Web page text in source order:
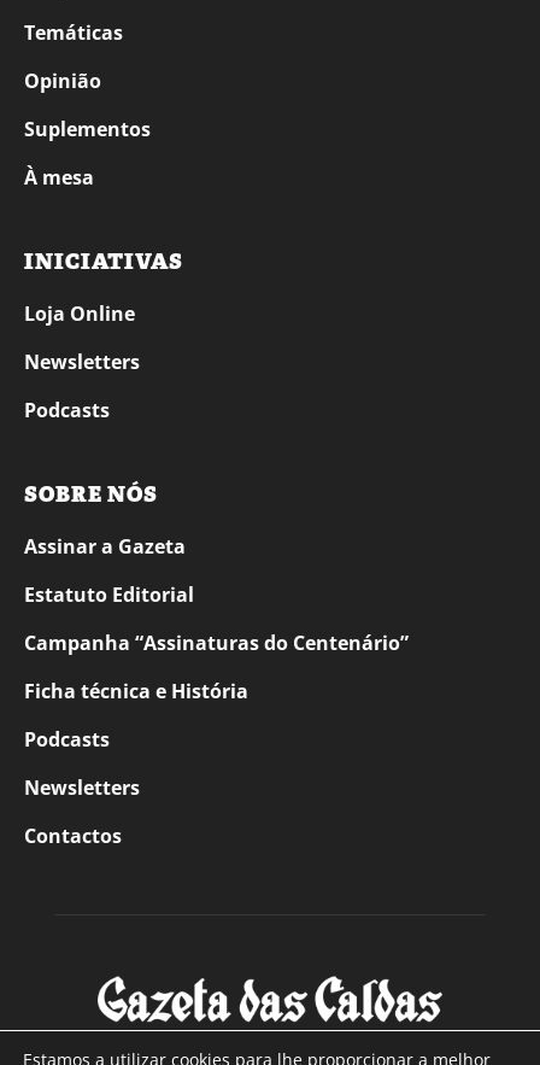
Temáticas
Opinião
Suplementos
À mesa
INICIATIVAS
Loja Online
Newsletters
Podcasts
SOBRE NÓS
Assinar a Gazeta
Estatuto Editorial
Campanha “Assinaturas do Centenário”
Ficha técnica e História
Podcasts
Newsletters
Contactos
Estamos a utilizar cookies para lhe proporcionar a melhor